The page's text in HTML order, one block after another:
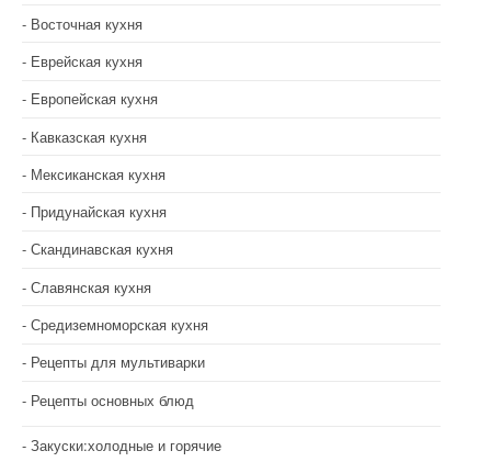
Восточная кухня
Еврейская кухня
Европейская кухня
Кавказская кухня
Мексиканская кухня
Придунайская кухня
Скандинавская кухня
Славянская кухня
Средиземноморская кухня
Рецепты для мультиварки
Рецепты основных блюд
Закуски:холодные и горячие